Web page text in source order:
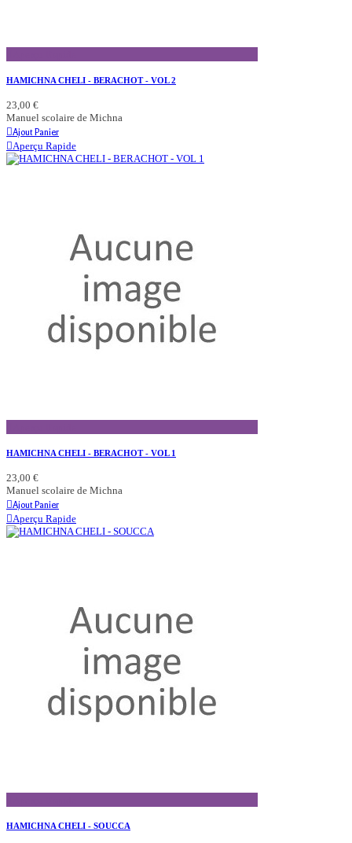
HAMICHNA CHELI - BERACHOT - VOL 2
23,00 €
Manuel scolaire de Michna
Ajout Panier
Aperçu Rapide
HAMICHNA CHELI - BERACHOT - VOL 1
23,00 €
Manuel scolaire de Michna
Ajout Panier
Aperçu Rapide
HAMICHNA CHELI - SOUCCA